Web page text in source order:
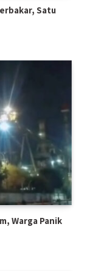
Satu
Warga Panik